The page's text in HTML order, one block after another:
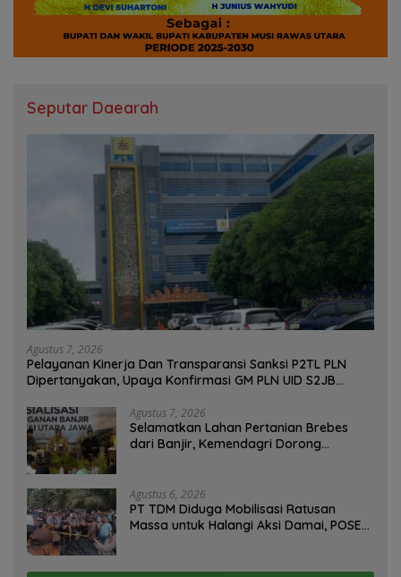
Seputar Daearah
Agustus 7, 2026
Pelayanan Kinerja Dan Transparansi Sanksi P2TL PLN
Dipertanyakan, Upaya Konfirmasi GM PLN UID S2JB
Agustus 7, 2026
Selamatkan Lahan Pertanian Brebes
dari Banjir, Kemendagri Dorong
Agustus 6, 2026
PT TDM Diduga Mobilisasi Ratusan
Massa untuk Halangi Aksi Damai, POSE